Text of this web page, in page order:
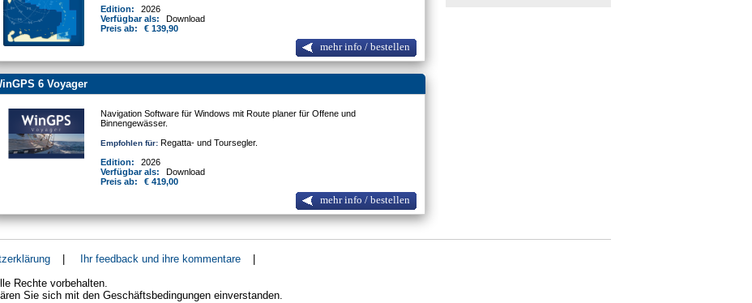
Edition:
2026
Verfügbar als:
Download
Preis ab:
€ 139,90
mehr info / bestellen
6 Voyager
Navigation Software für Windows mit Route planer für Offene und
Binnengewässer.
Empfohlen für: Regatta- und Toursegler.
Edition:
2026
Verfügbar als:
Download
Preis ab:
€ 419,00
mehr info / bestellen
| Ihr feedback und ihre kommentare
|
Rechte vorbehalten.
Sie sich mit den Geschäftsbedingungen einverstanden.